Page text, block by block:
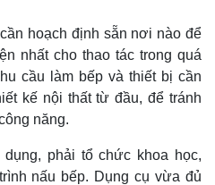
hoạch định sẵn nơi nào để
nhất cho thao tác trong quá
cầu làm bếp và thiết bị cần
kế nội thất từ đầu, để tránh
năng.
phải tổ chức khoa học,
nấu bếp. Dụng cụ vừa đủ